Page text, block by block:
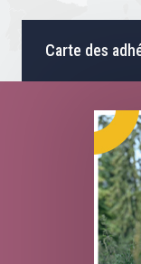
Carte des